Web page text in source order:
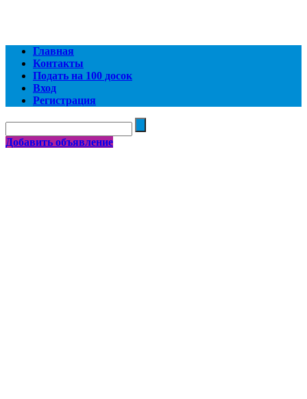
Главная
Контакты
Подать на 100 досок
Вход
Регистрация
Добавить объявление